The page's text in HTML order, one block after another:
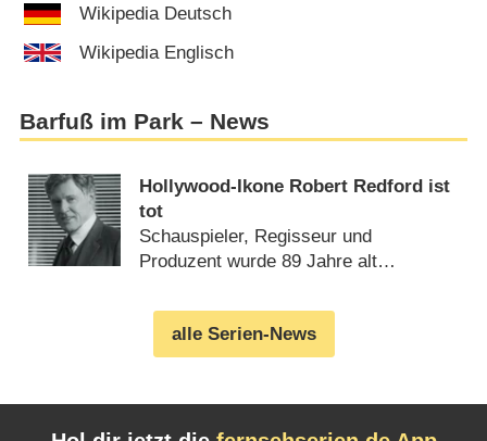
Wikipedia Deutsch
Wikipedia Englisch
Barfuß im Park – News
Hollywood-Ikone Robert Redford ist
tot
Schauspieler, Regisseur und
Produzent wurde 89 Jahre alt
alle Serien-News